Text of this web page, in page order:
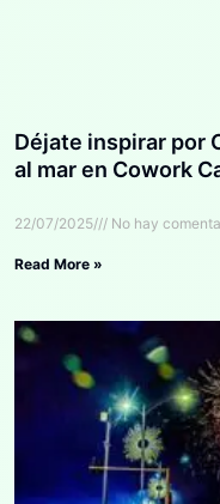
Déjate inspirar por
al mar en Cowork
22/07/2025 No hay
Read More »